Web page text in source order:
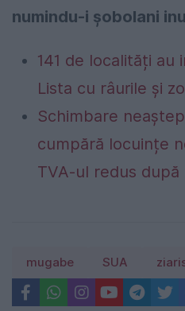
numindu-i șobolani
141 de localități au
Lista cu râurile și
Schimbare
cumpără locuințe
TVA-ul redus
mugabe SUA